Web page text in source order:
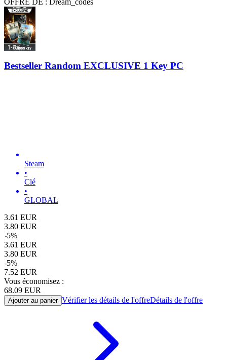
Bestseller Random EXCLUSIVE 1 Key PC
Steam
•
Clé
•
GLOBAL
3.61 EUR
3.80 EUR
-5%
3.61 EUR
3.80 EUR
-5%
7.52 EUR
Vous économisez :
68.09 EUR
Ajouter au panier Vérifier les détails de l'offreDétails de l'offre